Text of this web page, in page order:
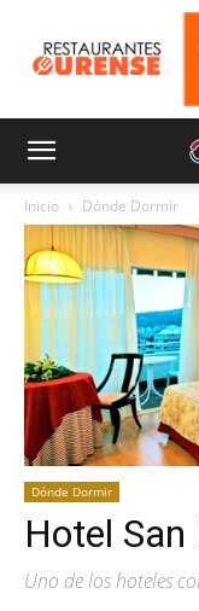
Inicio Dónde Dormir
Dónde Dormir
Hotel
Uno de los hoteles